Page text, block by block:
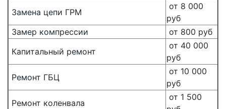
Замена цепи ГРМ
от 8 000
руб
Замер компрессии
от 800 руб
Капитальный ремонт
от 40 000
руб
Ремонт ГБЦ
от 10 000
руб
Ремонт коленвала
от 1 500